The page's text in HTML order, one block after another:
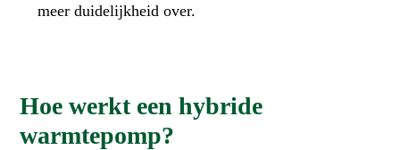
meer duidelijkheid over.
Hoe werkt een hybride
warmtepomp?